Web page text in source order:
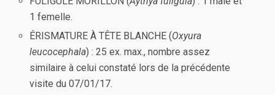
1 femelle.
ÉRISMATURE À TÊTE BLANCHE (Oxyura
leucocephala) : 25 ex. max., nombre assez
similaire à celui constaté lors de la précédente
visite du 07/01/17.